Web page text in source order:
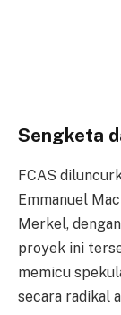
Sengketa
FCAS
Emmanuel
Merkel,
proyek ini
memicu
secara radikal